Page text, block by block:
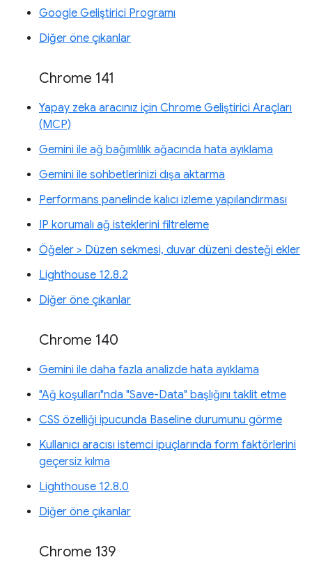
Google Geliştirici Programı
Diğer öne çıkanlar
Chrome 141
Yapay zeka aracınız için Chrome Geliştirici Araçları
(MCP)
Gemini ile ağ bağımlılık ağacında hata ayıklama
Gemini ile sohbetlerinizi dışa aktarma
Performans panelinde kalıcı izleme yapılandırması
IP korumalı ağ isteklerini filtreleme
Öğeler > Düzen sekmesi, duvar düzeni desteği ekler
Lighthouse 12.8.2
Diğer öne çıkanlar
Chrome 140
Gemini ile daha fazla analizde hata ayıklama
"Ağ koşulları"nda "Save-Data" başlığını taklit etme
CSS özelliği ipucunda Baseline durumunu görme
Kullanıcı aracısı istemci ipuçlarında form faktörlerini
geçersiz kılma
Lighthouse 12.8.0
Diğer öne çıkanlar
Chrome 139